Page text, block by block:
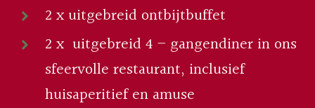
2 x uitgebreid ontbijtbuffet
2 x uitgebreid 4 – gangendiner in ons
sfeervolle restaurant, inclusief
huisaperitief en amuse